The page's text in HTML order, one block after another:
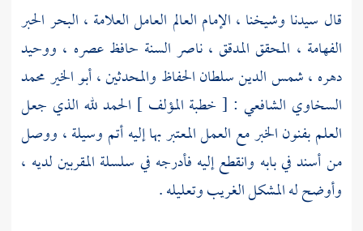
قال سيدنا وشيخنا ، الإمام العالم العامل العلامة ، البحر الحبر
الفهامة ، المحقق المدقق ، ناصر السنة حافظ عصره ، ووحيد
دهره ، شمس الدين سلطان الحفاظ والمحدثين ،أبو الخير محمد
السخاوي الشافعي : [ خطبة المؤلف ] الحمد لله الذي جعل
العلم بفنون الخبر مع العمل المعتبر بها إليه أتم وسيلة ، ووصل
من أسند في بابه وانقطع إليه فأدرجه في سلسلة المقربين لديه ،
وأوضح له المشكل الغريب وتعليله .